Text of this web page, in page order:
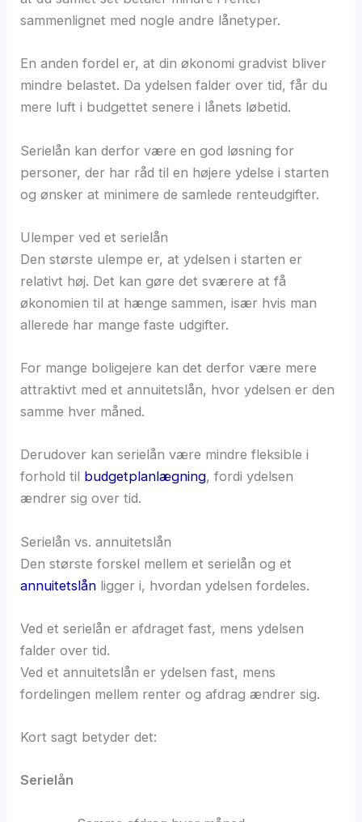
sammenlignet med nogle andre lånetyper.
En anden fordel er, at din økonomi gradvist bliver
mindre belastet. Da ydelsen falder over tid, får du
mere luft i budgettet senere i lånets løbetid.
Serielån kan derfor være en god løsning for
personer, der har råd til en højere ydelse i starten
og ønsker at minimere de samlede renteudgifter.
Ulemper ved et serielån
Den største ulempe er, at ydelsen i starten er
relativt høj. Det kan gøre det sværere at få
økonomien til at hænge sammen, især hvis man
allerede har mange faste udgifter.
For mange boligejere kan det derfor være mere
attraktivt med et annuitetslån, hvor ydelsen er den
samme hver måned.
Derudover kan serielån være mindre fleksible i
forhold til budgetplanlægning, fordi ydelsen
ændrer sig over tid.
Serielån vs. annuitetslån
Den største forskel mellem et serielån og et
annuitetslån ligger i, hvordan ydelsen fordeles.
Ved et serielån er afdraget fast, mens ydelsen
falder over tid.
Ved et annuitetslån er ydelsen fast, mens
fordelingen mellem renter og afdrag ændrer sig.
Kort sagt betyder det:
Serielån